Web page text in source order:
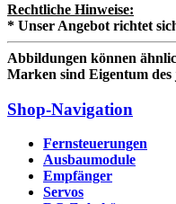
Rechtliche Hinweise:
* Unser Angebot richtet
Abbildungen können
Marken sind Eigentum
Shop-Navigation
Fernsteuerungen
Ausbaumodule
Empfänger
Servos